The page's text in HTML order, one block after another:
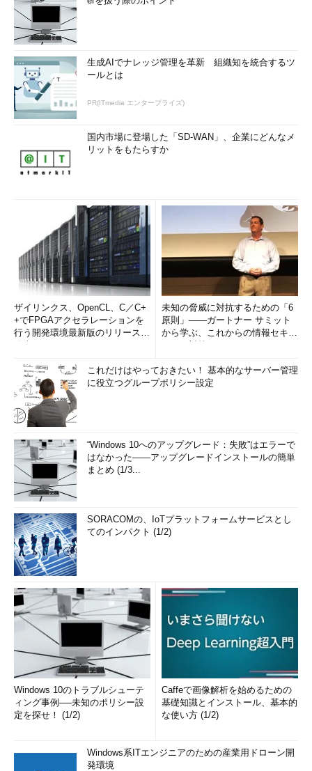
生成AIでナレッジ管理を革新 組織知を統合するツ
ールとは
PR(ITmedia エンタープライズ)
国内市場に登場した「SD-WAN」、企業にどんなメ
リットをもたらすか
ザイリンクス、OpenCL、C／C+
+でFPGAアクセラレーションを
行う開発環境最新版のリリースを
未知の脅威に対抗するための「6
原則」――ガートナー サミット
から学ぶ、これからの情報セキュ
これだけはやっておきたい！ 基本的なサーバー管理
に役立つグループポリシー設定
“Windows 10へのアップグレード：失敗”はエラーで
はなかった――アップグレードインストールの簡単
まとめ (1/3...
SORACOMの、IoTプラットフォームサービスとし
てのインパクト (1/2)
Windows 10のトラブルシューテ
ィング事例──未知のポリシー設
定を探せ！ (1/2)
Caffeで画像解析を始めるための
基礎知識とインストール、基本的
な使い方 (1/2)
Windows系ITエンジニアのための産業用ドローン開
発環境